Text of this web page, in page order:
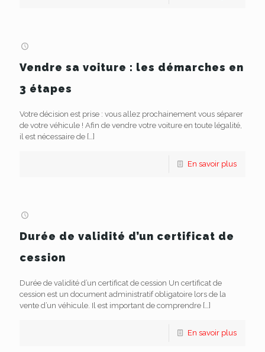
Vendre sa voiture : les démarches en
3 étapes
Votre décision est prise : vous allez prochainement vous séparer
de votre véhicule ! Afin de vendre votre voiture en toute légalité,
il est nécessaire de […]
En savoir plus
Durée de validité d’un certificat de
cession
Durée de validité d’un certificat de cession Un certificat de
cession est un document administratif obligatoire lors de la
vente d’un véhicule. Il est important de comprendre […]
En savoir plus